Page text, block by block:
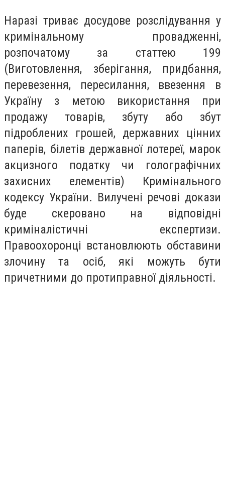
Наразі триває досудове розслідування у
кримінальному провадженні,
розпочатому за статтею 199
(Виготовлення, зберігання, придбання,
перевезення, пересилання, ввезення в
Україну з метою використання при
продажу товарів, збуту або збут
підроблених грошей, державних цінних
паперів, білетів державної лотереї, марок
акцизного податку чи голографічних
захисних елементів) Кримінального
кодексу України. Вилучені речові докази
буде скеровано на відповідні
криміналістичні експертизи.
Правоохоронці встановлюють обставини
злочину та осіб, які можуть бути
причетними до протиправної діяльності.